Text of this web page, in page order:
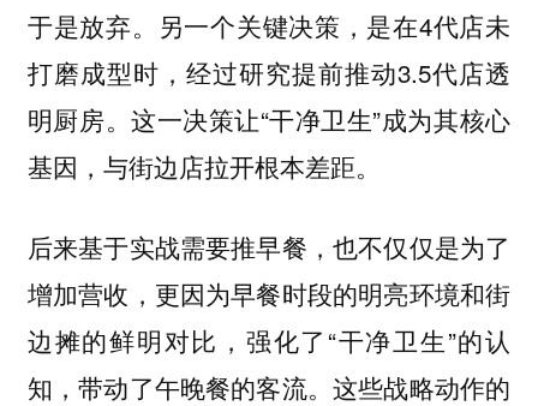
于是放弃。另一个关键决策，是在4代店未
打磨成型时，经过研究提前推动3.5代店透
明厨房。这一决策让“干净卫生”成为其核心
基因，与街边店拉开根本差距。
后来基于实战需要推早餐，也不仅仅是为了
增加营收，更因为早餐时段的明亮环境和街
边摊的鲜明对比，强化了“干净卫生”的认
知，带动了午晚餐的客流。这些战略动作的